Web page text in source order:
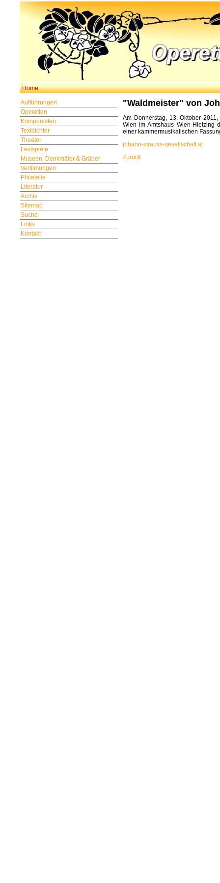
Home
Aufführungen
Operetten
Komponisten
Textdichter
Theater
Festspiele
Museen, Denkmäler & Gräber
Verfilmungen
Philatelie
Literatur
Archiv
Sitemap
Suche
Links
Kontakt
"Waldmeister" von
Am Donnerstag, 13. Oktober
Wien im Amtshaus Wien-Hietzing
einer kammermusikalischen
johann-strauss-gesellschaft.at
Zurück